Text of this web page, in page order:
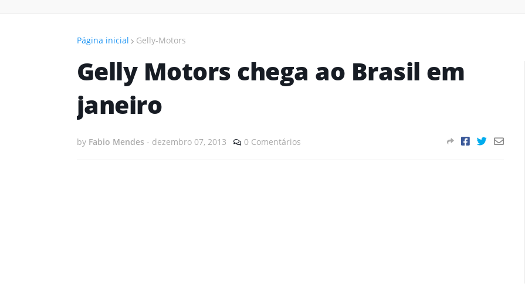
Página inicial Gelly-Motors
Gelly Motors chega ao Brasil em
janeiro
by Fabio Mendes - dezembro 07, 2013 0 Comentários